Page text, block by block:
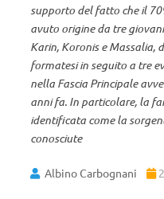
supporto del fatto che il
avuto origine da tre
Karin, Koronis e Massalia,
formatesi in seguito a tre
nella Fascia Principale
anni fa. In particolare, la
identificata come la
conosciute
Albino Carbognani